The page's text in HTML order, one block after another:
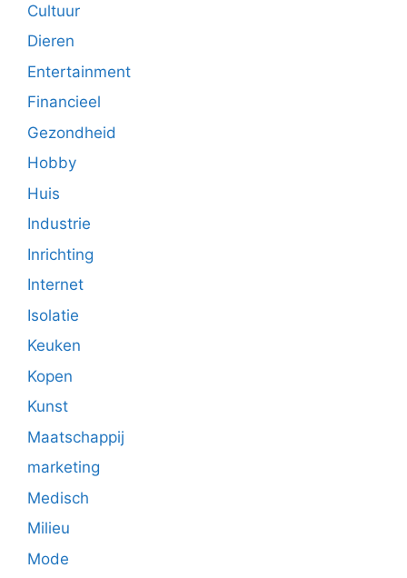
Cultuur
Dieren
Entertainment
Financieel
Gezondheid
Hobby
Huis
Industrie
Inrichting
Internet
Isolatie
Keuken
Kopen
Kunst
Maatschappij
marketing
Medisch
Milieu
Mode